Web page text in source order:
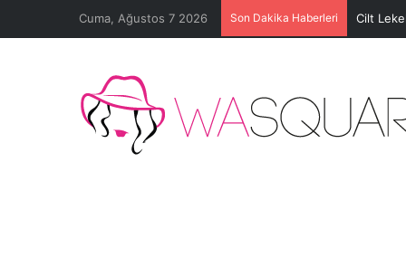
Cuma, Ağustos 7 2026 Son Dakika Haberleri Cilt